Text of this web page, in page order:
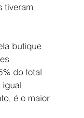
tiveram
butique
do total
igual
é o maior